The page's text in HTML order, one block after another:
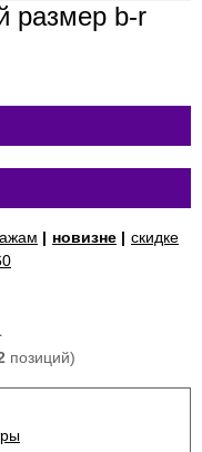
размер b-r
| новизне | скидке
позиций)